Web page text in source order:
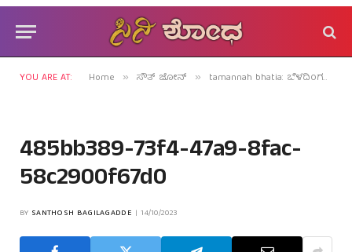
YOU ARE AT: Home » ಸೌತ್ ಜೋನ್ » tamannah bhatia: ಬೆಳದಿಂಗಳಂಥವಳ ಬದುಕೀಗ ಲಕಲಕ!
485bb389-73f4-47a9-8fac-
58c2900f67d0
BY SANTHOSH BAGILAGADDE 14/10/2023